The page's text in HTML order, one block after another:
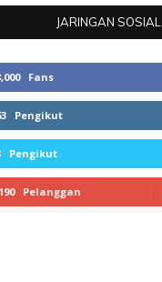
JARINGAN SOSIAL
Fans
Pengikut
Pengikut
Pelanggan